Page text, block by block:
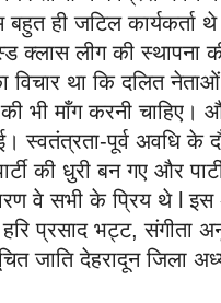
बहुत ही जटिल
क्लास लीग की स्थापना
विचार था कि दलित
की भी माँग करनी
स्वतंत्रता-पूर्व अवधि के
की धुरी बन गए और
वे सभी के प्रिय थे l इस
हरि प्रसाद भट्ट, संगीता
जाति देहरादून जिला